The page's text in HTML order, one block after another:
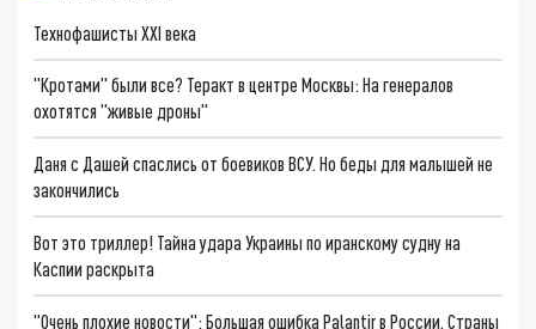
Технофашисты XXI века
"Кротами" были все? Теракт в центре Москвы: На генералов
охотятся "живые дроны"
Даня с Дашей спаслись от боевиков ВСУ. Но беды для малышей не
закончились
Вот это триллер! Тайна удара Украины по иранскому судну на
Каспии раскрыта
"Очень плохие новости": Большая ошибка Palantir в России. Страны